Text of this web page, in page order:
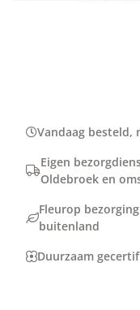
Vandaag besteld,
Eigen
Oldebroek en
Fleurop
buitenland
Duurzaam